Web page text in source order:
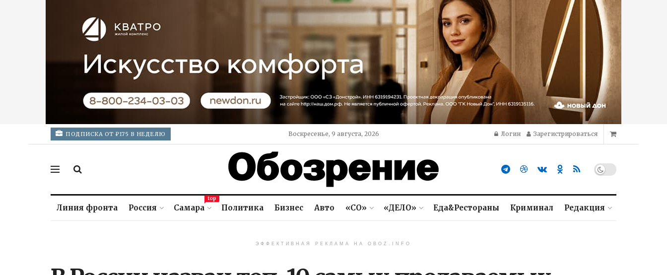
ПОДПИСКА ОТ ₽175 В НЕДЕЛЮ Воскресенье, 9 августа, 2026 Логин Зарегистрироваться
Линия фронта Россия Самара
top
Политика Бизнес Авто «СО» «ДЕЛО» Еда&Рестораны Криминал Редакция
ЭФФЕКТИВНАЯ РЕКЛАМА НА OBOZ.INFO